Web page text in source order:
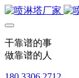
干靠谱的事
做靠谱的人